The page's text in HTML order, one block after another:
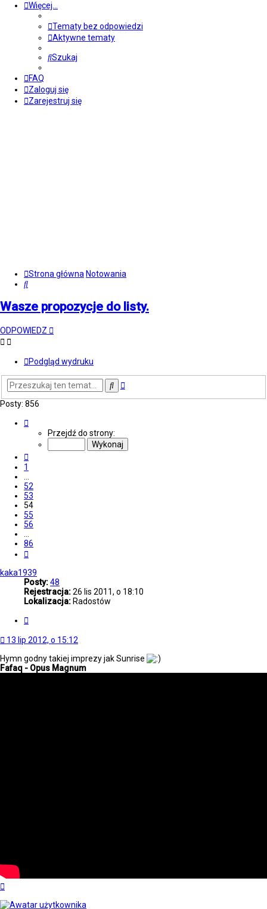
Więcej…
Tematy bez odpowiedzi
Aktywne tematy
Szukaj
FAQ
Zaloguj się
Zarejestruj się
Strona główna Notowania
Szukaj
Wasze propozycje do listy.
ODPOWIEDZ
Podgląd wydruku
SzukajWyszukiwanie
zaawansowane
Posty: 856
Przejdź do strony:
1
…
52
53
54
55
56
…
86
kaka1939
Posty:48
Rejestracja:26 lis 2011, o 18:10
Lokalizacja: Radostów
13 lip 2012, o 15:12
Hymn godny takiej imprezy jak Sunrise
Fafaq - Opus Magnum